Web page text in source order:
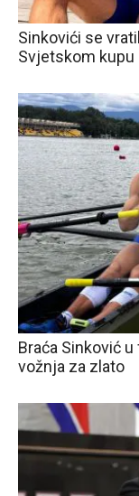
Sinkovići se
Svjetskom kupu
Braća Sinković
vožnja za zlato